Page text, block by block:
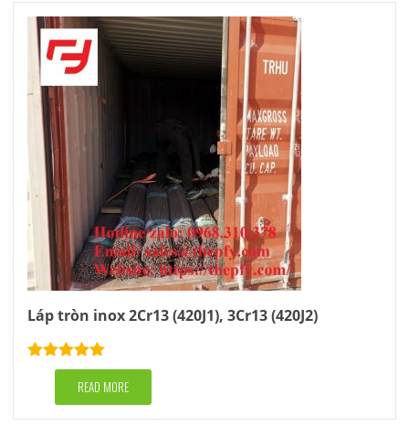
Láp tròn inox 2Cr13 (420J1), 3Cr13 (420J2)
Rated5.00
out of 5READ MORE